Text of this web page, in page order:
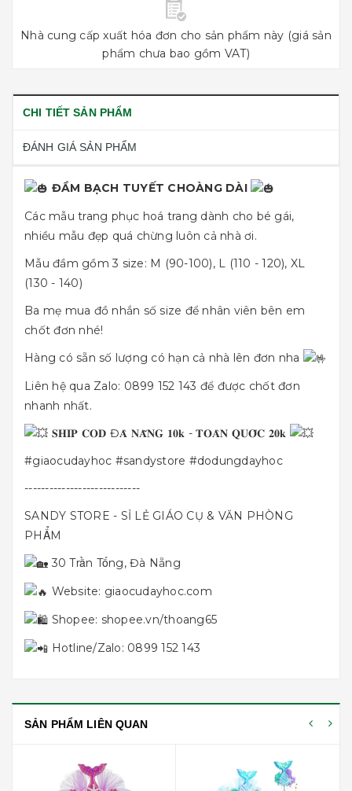
Nhà cung cấp xuất hóa đơn cho sản phẩm này (giá sản
phẩm chưa bao gồm VAT)
CHI TIẾT SẢN PHẨM
ĐÁNH GIÁ SẢN PHẨM
ĐẦM BẠCH TUYẾT CHOÀNG DÀI
Các mẫu trang phục hoá trang dành cho bé gái,
nhiều mẫu đẹp quá chừng luôn cả nhà ơi.
Mẫu đầm gồm 3 size: M (90-100), L (110 - 120), XL
(130 - 140)
Ba mẹ mua đồ nhắn số size để nhân viên bên em
chốt đơn nhé!
Hàng có sẵn số lượng có hạn cả nhà lên đơn nha
Liên hệ qua Zalo: 0899 152 143 để được chốt đơn
nhanh nhất.
𝐒𝐇𝐈𝐏 𝐂𝐎𝐃 Đ𝐀̀ 𝐍𝐀̆̃𝐍𝐆 𝟏𝟎𝐤 - 𝐓𝐎𝐀̀𝐍 𝐐𝐔𝐎̂́𝐂 𝟐𝟎𝐤
#giaocudayhoc #sandystore #dodungdayhoc
----------------------------
SANDY STORE - SỈ LẺ GIÁO CỤ & VĂN PHÒNG
PHẨM
30 Trần Tống, Đà Nẵng
Website: giaocudayhoc.com
Shopee: shopee.vn/thoang65
Hotline/Zalo: 0899 152 143
SẢN PHẨM LIÊN QUAN